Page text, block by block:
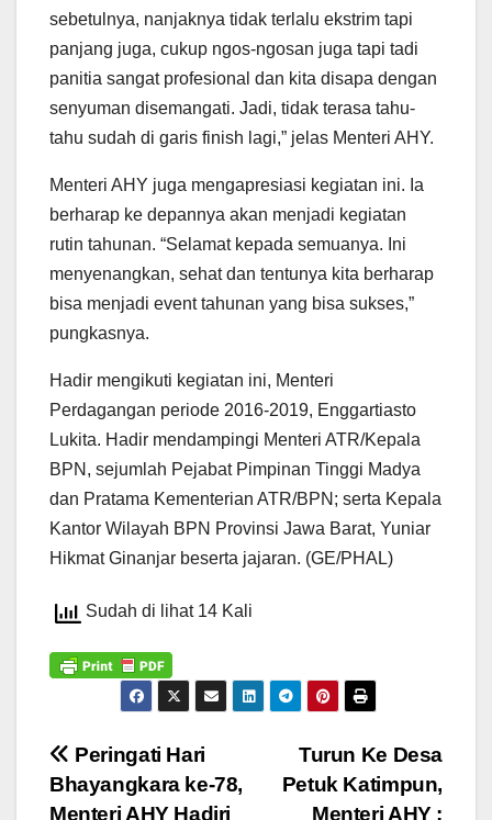
sebetulnya, nanjaknya tidak terlalu ekstrim tapi
panjang juga, cukup ngos-ngosan juga tapi tadi
panitia sangat profesional dan kita disapa dengan
senyuman disemangati. Jadi, tidak terasa tahu-
tahu sudah di garis finish lagi,” jelas Menteri AHY.
Menteri AHY juga mengapresiasi kegiatan ini. Ia
berharap ke depannya akan menjadi kegiatan
rutin tahunan. “Selamat kepada semuanya. Ini
menyenangkan, sehat dan tentunya kita berharap
bisa menjadi event tahunan yang bisa sukses,”
pungkasnya.
Hadir mengikuti kegiatan ini, Menteri
Perdagangan periode 2016-2019, Enggartiasto
Lukita. Hadir mendampingi Menteri ATR/Kepala
BPN, sejumlah Pejabat Pimpinan Tinggi Madya
dan Pratama Kementerian ATR/BPN; serta Kepala
Kantor Wilayah BPN Provinsi Jawa Barat, Yuniar
Hikmat Ginanjar beserta jajaran. (GE/PHAL)
Sudah di lihat 14 Kali
Navigasi
pos
Turun Ke Desa
Petuk Katimpun,
Menteri AHY :
Peringati Hari
Bhayangkara ke-78,
Menteri AHY Hadiri